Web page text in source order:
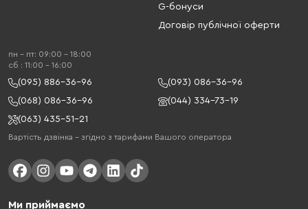
G-бонуси
Договір публічної оферти
пн - пт: 09:00 - 18:00
cб : 11:00 - 16:00
(095) 886-36-96
(093) 086-36-96
(068) 086-36-96
(044) 334-73-19
(063) 435-51-21
Вартість дзвінка – згідно з тарифами Вашого оператора
Ми приймаємо